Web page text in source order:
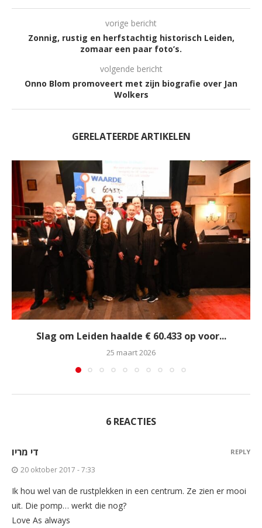
vorige bericht
Zonnig, rustig en herfstachtig historisch Leiden,
zomaar een paar foto’s.
volgende bericht
Onno Blom promoveert met zijn biografie over Jan
Wolkers
GERELATEERDE ARTIKELEN
Slag om Leiden haalde € 60.433 op voor...
25 maart 2026
6 REACTIES
די מריו
20 oktober 2017 - 7:33
Ik hou wel van de rustplekken in een centrum. Ze zien er mooi
uit. Die pomp… werkt die nog?
Love As always
REPLY